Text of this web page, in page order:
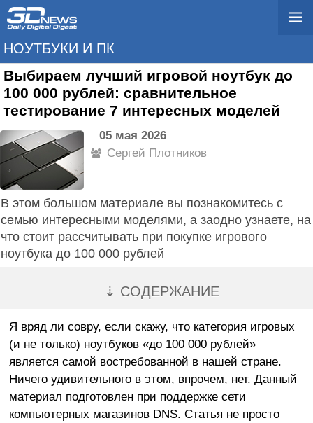
НОУТБУКИ И ПК
Выбираем лучший игровой ноутбук до
100 000 рублей: сравнительное
тестирование 7 интересных моделей
05 мая 2026
Сергей Плотников
В этом большом материале вы познакомитесь с
семью интересными моделями, а заодно узнаете, на
что стоит рассчитывать при покупке игрового
ноутбука до 100 000 рублей
⇣ СОДЕРЖАНИЕ
Я вряд ли совру, если скажу, что категория игровых
(и не только) ноутбуков «до 100 000 рублей»
является самой востребованной в нашей стране.
Ничего удивительного в этом, впрочем, нет. Данный
материал подготовлен при поддержке сети
компьютерных магазинов DNS. Статья не просто